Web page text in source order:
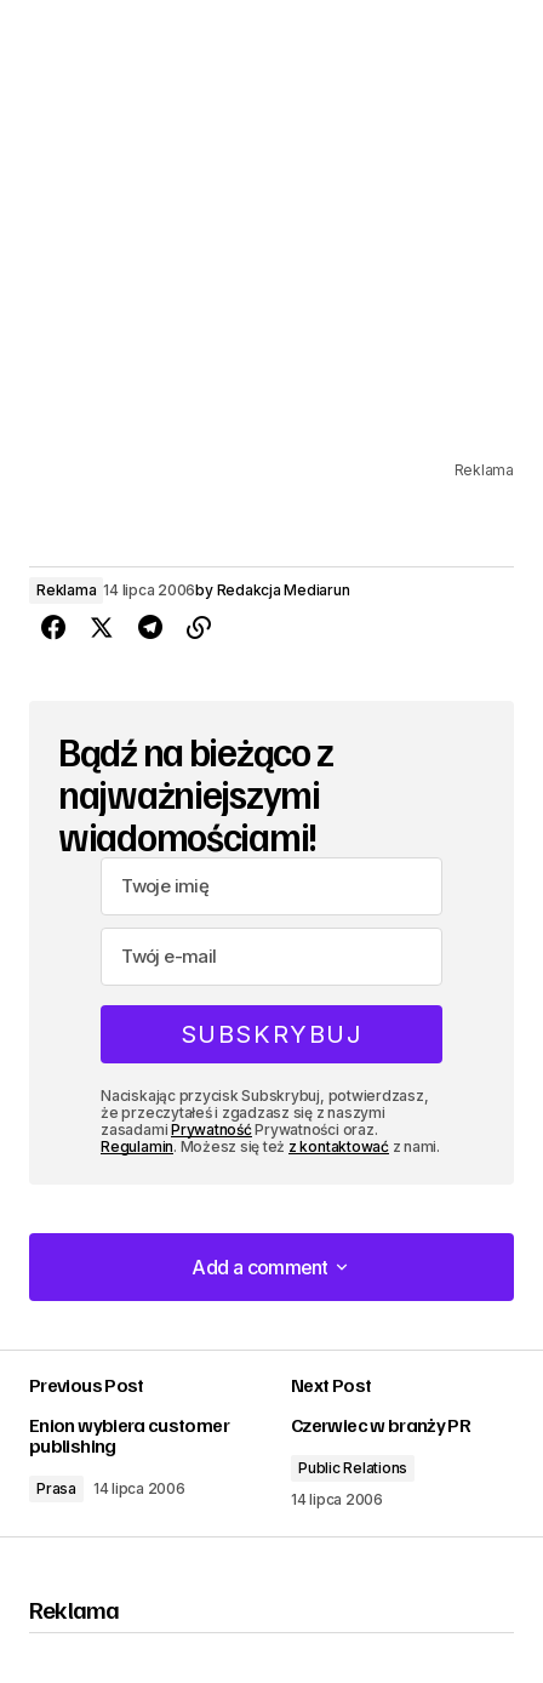
Reklama
Reklama 14 lipca 2006by Redakcja Mediarun
Bądź na bieżąco z
najważniejszymi
wiadomościami!
Naciskając przycisk Subskrybuj, potwierdzasz,
że przeczytałeś i zgadzasz się z naszymi
zasadamiPrywatnośćPrywatności oraz.
Regulamin. Możesz się też z kontaktowaćz nami.
Add a comment
Add a comment
Previous Post
Enion wybiera customer
publishing
Prasa 14 lipca 2006
Next Post
Czerwiec w branży PR
Public Relations
14 lipca 2006
Reklama